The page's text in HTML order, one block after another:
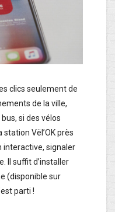
clics seulement de
de la ville,
si des vélos
Vël’OK près
interactive, signaler
Il suffit d’installer
(disponible sur
parti !